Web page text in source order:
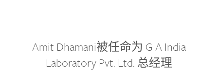
Amit Dhamani被任命为 GIA India
Laboratory Pvt. Ltd. 总经理